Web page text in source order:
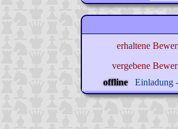
erhaltene
vergebene
offline
Einladung